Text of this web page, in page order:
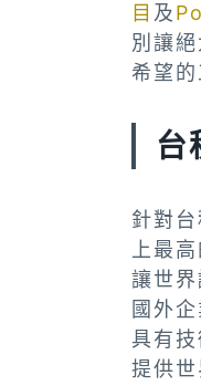
目 及
別讓
希望的
台
針對
上最
讓世
國外
具有
提供